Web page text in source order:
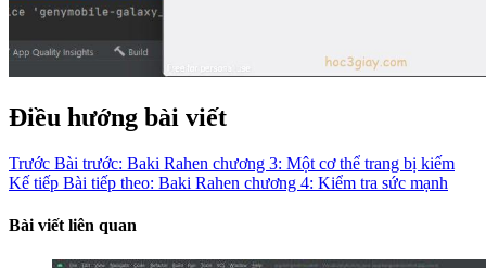
Điều hướng bài viết
Trước Bài trước: Baki Rahen chương 3: Một cơ thể trang bị kiếm
Kế tiếp Bài tiếp theo: Baki Rahen chương 4: Kiểm tra sức mạnh
Bài viết liên quan